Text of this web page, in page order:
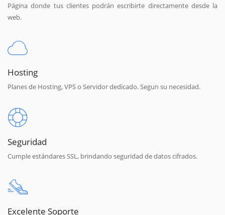
Página donde tus clientes podrán escribirte directamente desde la
web.
Hosting
Planes de Hosting, VPS o Servidor dedicado. Segun su necesidad.
Seguridad
Cumple estándares SSL, brindando seguridad de datos cifrados.
Excelente Soporte